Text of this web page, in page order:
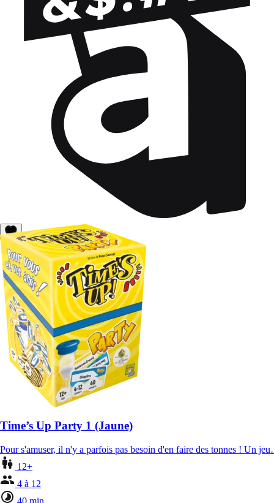
Time’s Up Party 1 (Jaune)
Pour s'amuser, il n'y a parfois pas besoin d'en faire des tonnes ! Un
12+
4 à 12
40 min